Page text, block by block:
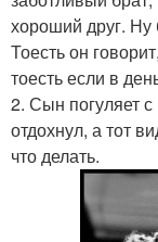
хороший друг. Ну
Тоесть он
тоесть если в
2. Сын погуляет
отдохнул, а тот
что делать.